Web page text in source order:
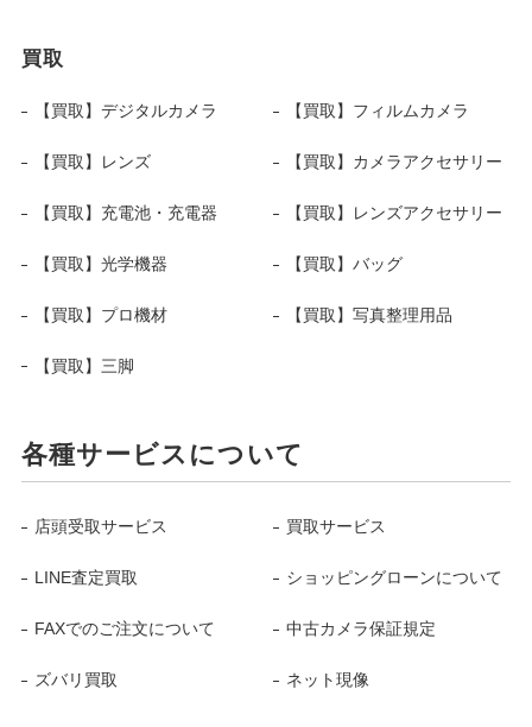
買取
【買取】デジタルカメラ 【買取】フィルムカメラ
【買取】レンズ 【買取】カメラアクセサリー
【買取】充電池・充電器 【買取】レンズアクセサリー
【買取】光学機器 【買取】バッグ
【買取】プロ機材 【買取】写真整理用品
【買取】三脚
各種サービスについて
店頭受取サービス 買取サービス
LINE査定買取 ショッピングローンについて
FAXでのご注文について 中古カメラ保証規定
ズバリ買取 ネット現像